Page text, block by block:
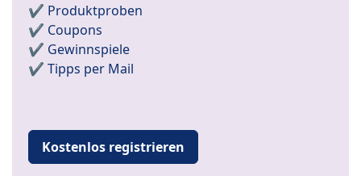
✔️ Produktproben
✔️ Coupons
✔️ Gewinnspiele
✔️ Tipps per Mail
Kostenlos registrieren